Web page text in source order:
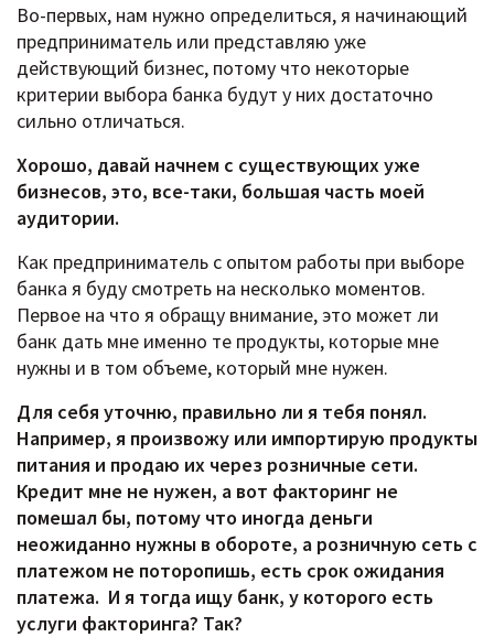
Во-первых, нам нужно определиться, я начинающий
предприниматель или представляю уже
действующий бизнес, потому что некоторые
критерии выбора банка будут у них достаточно
сильно отличаться.
Хорошо, давай начнем с существующих уже
бизнесов, это, все-таки, большая часть моей
аудитории.
Как предприниматель с опытом работы при выборе
банка я буду смотреть на несколько моментов.
Первое на что я обращу внимание, это может ли
банк дать мне именно те продукты, которые мне
нужны и в том объеме, который мне нужен.
Для себя уточню, правильно ли я тебя понял.
Например, я произвожу или импортирую продукты
питания и продаю их через розничные сети.
Кредит мне не нужен, а вот факторинг не
помешал бы, потому что иногда деньги
неожиданно нужны в обороте, а розничную сеть с
платежом не поторопишь, есть срок ожидания
платежа. И я тогда ищу банк, у которого есть
услуги факторинга? Так?